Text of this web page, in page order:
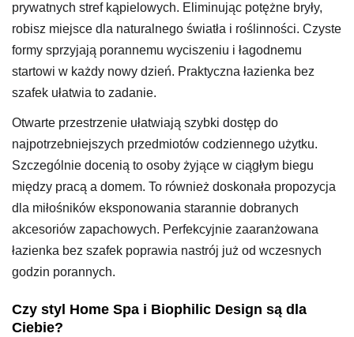
prywatnych stref kąpielowych. Eliminując potężne bryły,
robisz miejsce dla naturalnego światła i roślinności. Czyste
formy sprzyjają porannemu wyciszeniu i łagodnemu
startowi w każdy nowy dzień. Praktyczna łazienka bez
szafek ułatwia to zadanie.
Otwarte przestrzenie ułatwiają szybki dostęp do
najpotrzebniejszych przedmiotów codziennego użytku.
Szczególnie docenią to osoby żyjące w ciągłym biegu
między pracą a domem. To również doskonała propozycja
dla miłośników eksponowania starannie dobranych
akcesoriów zapachowych. Perfekcyjnie zaaranżowana
łazienka bez szafek poprawia nastrój już od wczesnych
godzin porannych.
Czy styl Home Spa i Biophilic Design są dla
Ciebie?